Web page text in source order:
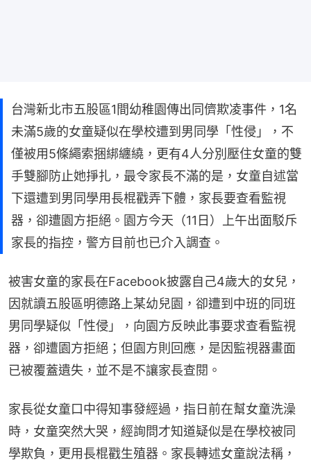
台灣新北市五股區1間幼稚園傳出同儕欺凌事件，1名
未滿5歲的女童疑似在學校遭到男同學「性侵」，不
僅被用5條繩索捆綁纏繞，更有4人分別壓住女童的雙
手雙腳防止她掙扎，最令家長不滿的是，女童自述當
下還遭到男同學用長棍戳弄下體，家長要查看監視
器，卻遭園方拒絕。園方今天（11日）上午出面駁斥
家長的指控，警方目前也已介入調查。
被害女童的家長在Facebook披露自己4歲大的女兒，
因就讀五股區明德路上某幼兒園，卻遭到中班的同班
男同學疑似「性侵」，向園方反映此事要求查看監視
器，卻遭園方拒絕；但園方則回應，是因監視器畫面
已被覆蓋遺失，並不是不讓家長查閱。
家長從女童口中得知事發經過，指日前在幫女童洗澡
時，女童突然大哭，經詢問才知道疑似是在學校被同
學欺負，更用長棍戳生殖器。家長轉述女童說法稱，